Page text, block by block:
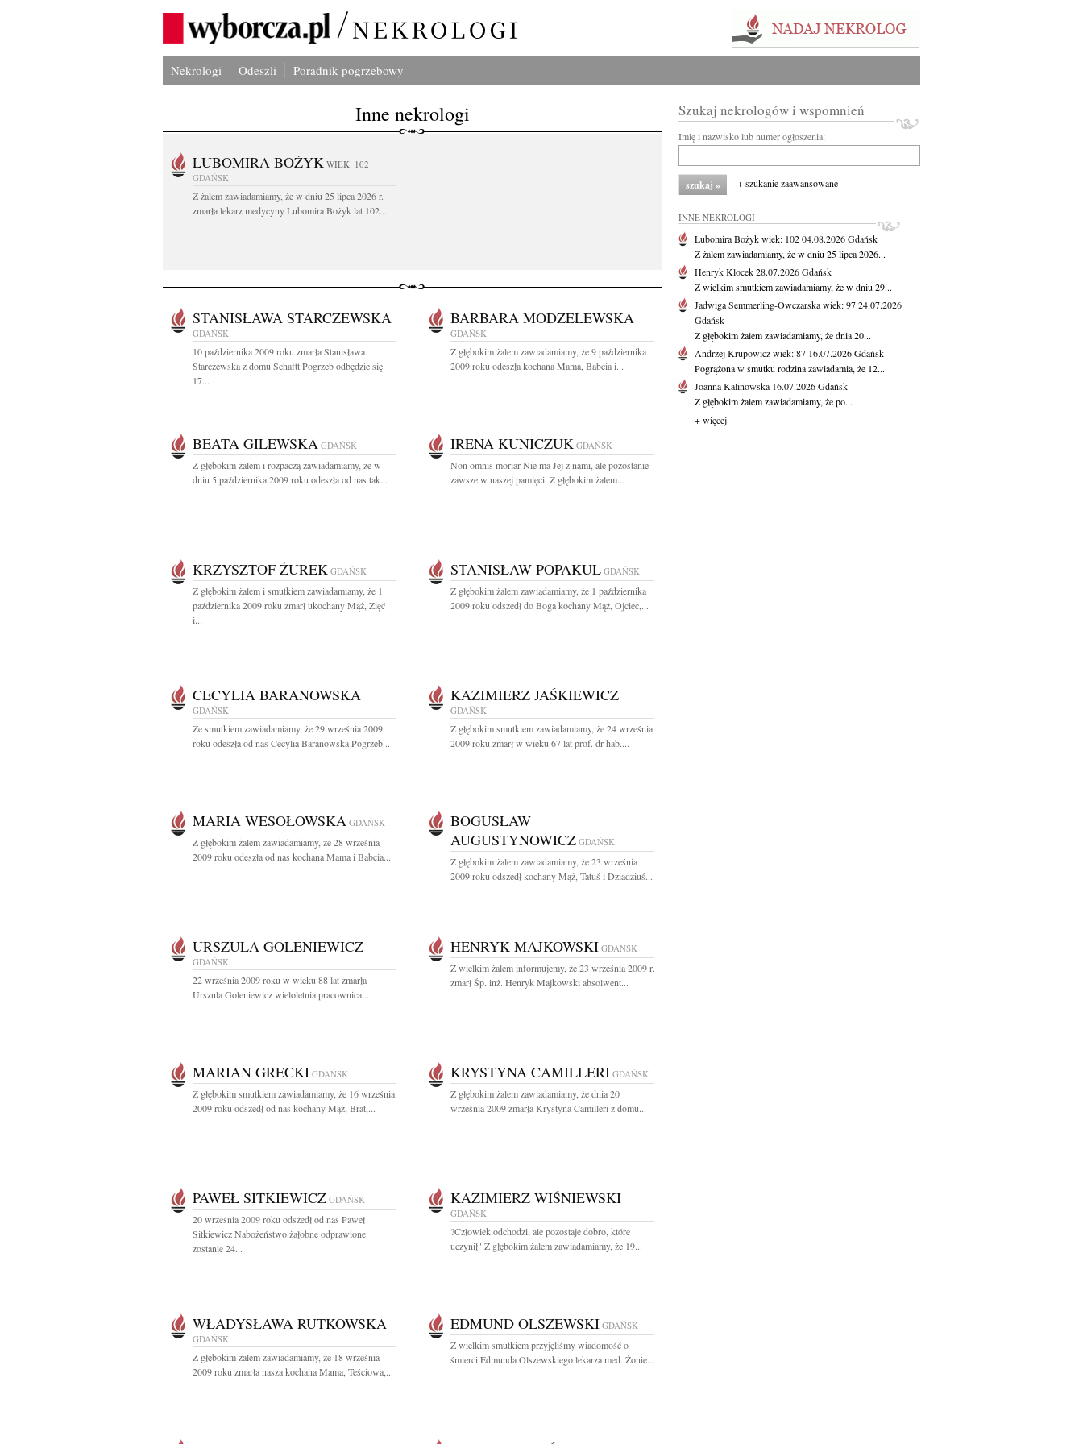
Nekrologi Odeszli Poradnik pogrzebowy
Inne nekrologi
LUBOMIRA BOŻYK WIEK: 102
GDAŃSK
Z żalem zawiadamiamy, że w dniu 25 lipca 2026 r.
zmarła lekarz medycyny Lubomira Bożyk lat 102...
STANISŁAWA STARCZEWSKA
GDAŃSK
10 października 2009 roku zmarła Stanisława
Starczewska z domu Schaftt Pogrzeb odbędzie się
17...
BARBARA MODZELEWSKA
GDAŃSK
Z głębokim żalem zawiadamiamy, że 9 października
2009 roku odeszła kochana Mama, Babcia i...
BEATA GILEWSKA GDAŃSK
Z głębokim żalem i rozpaczą zawiadamiamy, że w
dniu 5 października 2009 roku odeszła od nas tak...
IRENA KUNICZUK GDAŃSK
Non omnis moriar Nie ma Jej z nami, ale pozostanie
zawsze w naszej pamięci. Z głębokim żalem...
KRZYSZTOF ŻUREK GDAŃSK
Z głębokim żalem i smutkiem zawiadamiamy, że 1
października 2009 roku zmarł ukochany Mąż, Zięć
i...
STANISŁAW POPAKUL GDAŃSK
Z głębokim żalem zawiadamiamy, że 1 października
2009 roku odszedł do Boga kochany Mąż, Ojciec,...
CECYLIA BARANOWSKA
GDAŃSK
Ze smutkiem zawiadamiamy, że 29 września 2009
roku odeszła od nas Cecylia Baranowska Pogrzeb...
KAZIMIERZ JAŚKIEWICZ
GDAŃSK
Z głębokim smutkiem zawiadamiamy, że 24 września
2009 roku zmarł w wieku 67 lat prof. dr hab....
MARIA WESOŁOWSKA GDAŃSK
Z głębokim żalem zawiadamiamy, że 28 września
2009 roku odeszła od nas kochana Mama i Babcia...
BOGUSŁAW
AUGUSTYNOWICZ GDAŃSK
Z głębokim żalem zawiadamiamy, że 23 września
2009 roku odszedł kochany Mąż, Tatuś i Dziadziuś...
URSZULA GOLENIEWICZ
GDAŃSK
22 września 2009 roku w wieku 88 lat zmarła
Urszula Goleniewicz wieloletnia pracownica...
HENRYK MAJKOWSKI GDAŃSK
Z wielkim żalem informujemy, że 23 września 2009 r.
zmarł Śp. inż. Henryk Majkowski absolwent...
MARIAN GRECKI GDAŃSK
Z głębokim smutkiem zawiadamiamy, że 16 września
2009 roku odszedł od nas kochany Mąż, Brat,...
KRYSTYNA CAMILLERI GDAŃSK
Z głębokim żalem zawiadamiamy, że dnia 20
września 2009 zmarła Krystyna Camilleri z domu...
PAWEŁ SITKIEWICZ GDAŃSK
20 września 2009 roku odszedł od nas Paweł
Sitkiewicz Nabożeństwo żałobne odprawione
zostanie 24...
KAZIMIERZ WIŚNIEWSKI
GDAŃSK
?Człowiek odchodzi, ale pozostaje dobro, które
uczynił" Z głębokim żalem zawiadamiamy, że 19...
WŁADYSŁAWA RUTKOWSKA
GDAŃSK
Z głębokim żalem zawiadamiamy, że 18 września
2009 roku zmarła nasza kochana Mama, Teściowa,...
EDMUND OLSZEWSKI GDAŃSK
Z wielkim smutkiem przyjęliśmy wiadomość o
śmierci Edmunda Olszewskiego lekarza med. Żonie...
Szukaj nekrologów i wspomnień
Imię i nazwisko lub numer ogłoszenia:
+ szukanie zaawansowane
INNE NEKROLOGI
Lubomira Bożykwiek: 10204.08.2026Gdańsk
Z żalem zawiadamiamy, że w dniu 25 lipca 2026...
Henryk Klocek28.07.2026Gdańsk
Z wielkim smutkiem zawiadamiamy, że w dniu 29...
Jadwiga Semmerling-Owczarskawiek: 9724.07.2026
Gdańsk
Z głębokim żalem zawiadamiamy, że dnia 20...
Andrzej Krupowiczwiek: 87 16.07.2026Gdańsk
Pogrążona w smutku rodzina zawiadamia, że 12...
Joanna Kalinowska 16.07.2026Gdańsk
Z głębokim żalem zawiadamiamy, że po...
+ więcej